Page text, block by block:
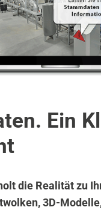
Ein
die Realität zu
3D-